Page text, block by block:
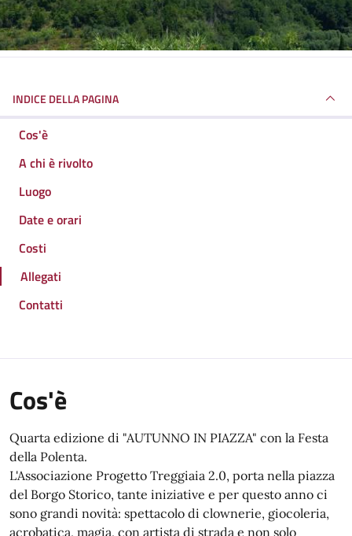
INDICE DELLA PAGINA
Cos'è
A chi è rivolto
Luogo
Date e orari
Costi
Allegati
Contatti
Cos'è
Quarta edizione di "AUTUNNO IN PIAZZA" con la Festa
della Polenta.
L'Associazione Progetto Treggiaia 2.0, porta nella piazza
del Borgo Storico, tante iniziative e per questo anno ci
sono grandi novità: spettacolo di clownerie, giocoleria,
acrobatica, magia, con artista di strada e non solo